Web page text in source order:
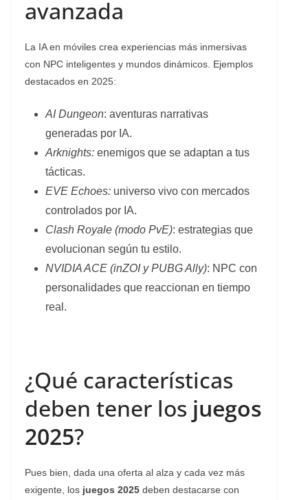
avanzada
La IA en móviles crea experiencias más inmersivas
con NPC inteligentes y mundos dinámicos. Ejemplos
destacados en 2025:
AI Dungeon: aventuras narrativas
generadas por IA.
Arknights: enemigos que se adaptan a tus
tácticas.
EVE Echoes: universo vivo con mercados
controlados por IA.
Clash Royale (modo PvE): estrategias que
evolucionan según tu estilo.
NVIDIA ACE (inZOI y PUBG Ally): NPC con
personalidades que reaccionan en tiempo
real.
¿Qué características
deben tener los juegos
2025?
Pues bien, dada una oferta al alza y cada vez más
exigente, los juegos 2025 deben destacarse con